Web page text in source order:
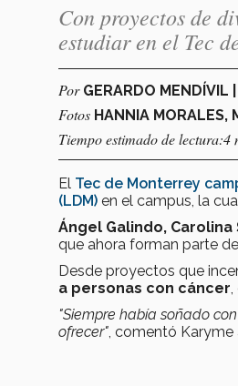
Con proyectos de
estudiar en el Tec
Por GERARDO MENDÍVIL
Fotos HANNIA MORALES,
Tiempo estimado de lectura:4
El Tec de Monterrey
(LDM) en el campus, la
Ángel Galindo,
que ahora forman parte
Desde proyectos que
a personas con cáncer
"Siempre había soñado con
ofrecer" , comentó